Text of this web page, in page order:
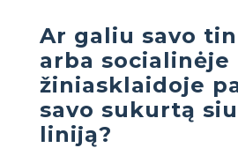
Ar galiu savo
arba socialinėje
žiniasklaidoje
savo sukurtą
liniją?